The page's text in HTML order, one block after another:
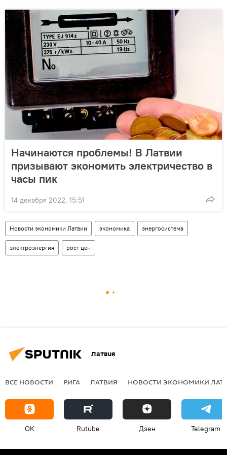
Начинаются проблемы! В Латвии
призывают экономить электричество в
часы пик
14 декабря 2022, 15:51
Новости экономики Латвии экономика энергосистема
электроэнергия рост цен
Латвия
ВСЕ НОВОСТИ РИГА ЛАТВИЯ НОВОСТИ ЭКОНОМИКИ
OK Rutube Дзен Telegram